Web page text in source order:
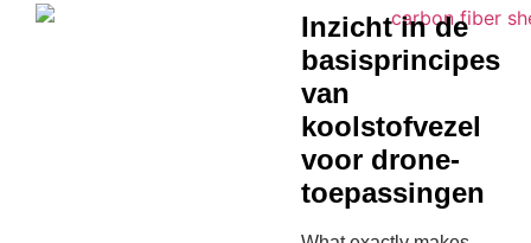
Inzicht in de
basisprincipes
van
koolstofvezel
voor drone-
toepassingen